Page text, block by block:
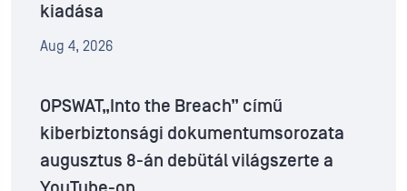
kiadása
Aug 4, 2026
OPSWAT„Into the Breach” című
kiberbiztonsági dokumentumsorozata
augusztus 8-án debütál világszerte a